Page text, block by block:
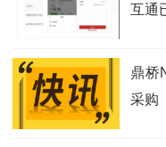
互通
鼎桥
采购